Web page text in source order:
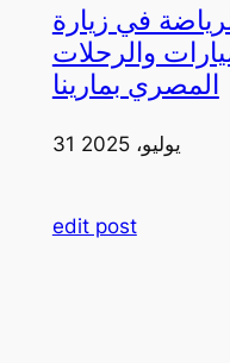
في زيارة
والرحلات
المصري بمارينا
31 يوليو، 2025
edit post